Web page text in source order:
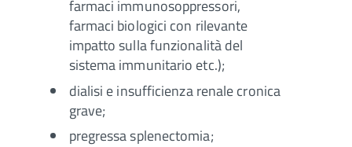
farmaci immunosoppressori,
farmaci biologici con rilevante
impatto sulla funzionalità del
sistema immunitario etc.);
dialisi e insufficienza renale cronica
grave;
pregressa splenectomia;